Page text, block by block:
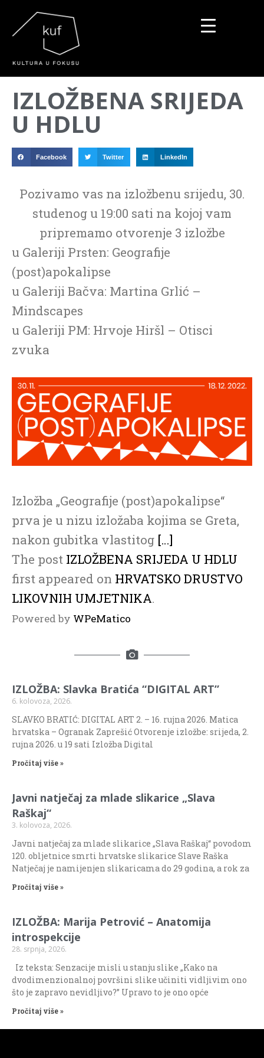
IZLOŽBENA SRIJEDA
U HDLU
Facebook Twitter LinkedIn
Pozivamo vas na izložbenu srijedu, 30.
studenog u 19:00 sati na kojoj vam
pripremamo otvorenje 3 izložbe
u Galeriji Prsten: Geografije
(post)apokalipse
u Galeriji Bačva: Martina Grlić –
Mindscapes
u Galeriji PM: Hrvoje Hiršl – Otisci
zvuka
Izložba „Geografije (post)apokalipse“
prva je u nizu izložaba kojima se Greta,
nakon gubitka vlastitog […]
The post IZLOŽBENA SRIJEDA U HDLU
first appeared on HRVATSKO DRUSTVO
LIKOVNIH UMJETNIKA.
Powered by WPeMatico
IZLOŽBA: Slavka Bratića “DIGITAL ART”
6. kolovoza, 2026.
SLAVKO BRATIĆ: DIGITAL ART 2. – 16. rujna 2026. Matica
hrvatska – Ogranak Zaprešić Otvorenje izložbe: srijeda, 2.
rujna 2026. u 19 sati Izložba Digital
Pročitaj više »
Javni natječaj za mlade slikarice „Slava
Raškaj“
3. kolovoza, 2026.
Javni natječaj za mlade slikarice „Slava Raškaj“ povodom
120. obljetnice smrti hrvatske slikarice Slave Raška
Natječaj je namijenjen slikaricama do 29 godina, a rok za
Pročitaj više »
IZLOŽBA: Marija Petrović – Anatomija
introspekcije
28. srpnja, 2026.
Iz teksta: Senzacije misli u stanju slike „Kako na
dvodimenzionalnoj površini slike učiniti vidljivim ono
što je zapravo nevidljivo?” Upravo to je ono opće
Pročitaj više »
▼
▼